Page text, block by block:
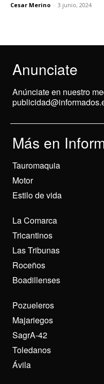
Cesar Merino - 3 junio, 2024
Anunciate
Anúnciate en nuestro
Más en
Tauromaquia
Motor
Estilo de vida
La Comarca
Tricantinos
Las Tribunas
Roceños
Boadillenses
Pozueleros
Majariegos
SagrA-42
Toledanos
Ávila